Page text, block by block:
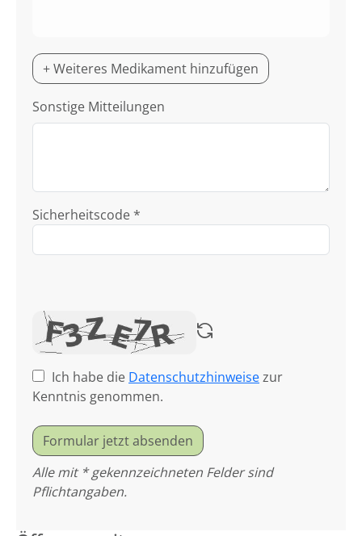
+ Weiteres Medikament hinzufügen
Sonstige Mitteilungen
Sicherheitscode *
Ich habe die Datenschutzhinweisezur
Kenntnis genommen.
Formular jetzt absenden
Alle mit * gekennzeichneten Felder sind
Pflichtangaben.